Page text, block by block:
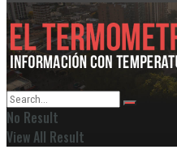
No Result
View All Result